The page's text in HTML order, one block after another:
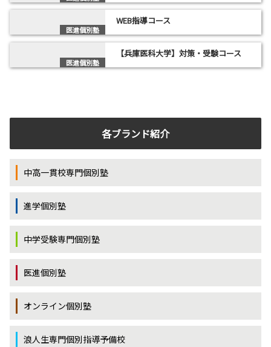
医進個別塾
WEB指導コース
医進個別塾
【兵庫医科大学】対策・受験コース
各ブランド紹介
中高一貫校専門個別塾
進学個別塾
中学受験専門個別塾
医進個別塾
オンライン個別塾
浪人生専門個別指導予備校